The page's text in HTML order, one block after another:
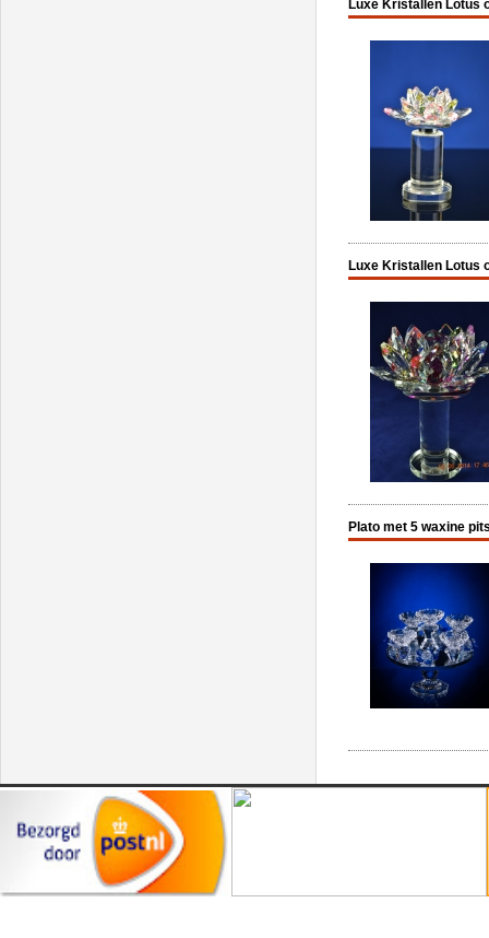
Luxe Kristallen Lotus
Luxe Kristallen Lotus
Plato met 5 waxine